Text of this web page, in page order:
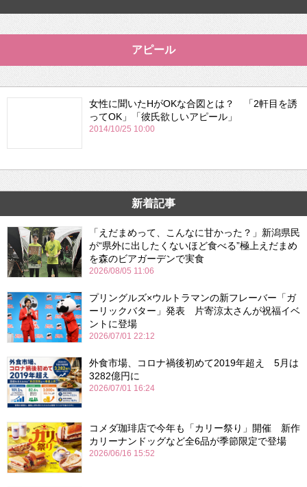
アピール
女性に聞いたHがOKな合図とは？ 「2軒目を誘
ってOK」「彼氏欲しいアピール」
2014/10/25 10:00
新着記事
「えだまめって、こんなに甘かった？」新潟県民
が“県外に出したくないほど食べる”極上えだまめ
を森のビアガーデンで実食
2026/08/05 11:06
プリングルズ×ウルトラマンの新フレーバー「ガ
ーリックバター」発表 片寄涼太さんが祝福イベ
ントに登場
2026/07/01 22:12
外食市場、コロナ禍後初めて2019年超え 5月は
3282億円に
2026/07/01 16:24
コメダ珈琲店で今年も「カリー祭り」開催 新作
カリーナンドッグなど全6品が季節限定で登場
2026/06/16 15:52